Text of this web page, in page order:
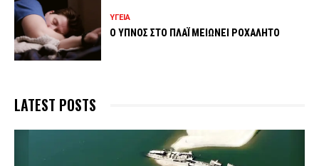
ΥΓΕΙΑ
Ο ΥΠΝΟΣ ΣΤΟ ΠΛΑΪ ΜΕΙΩΝΕΙ ΡΟΧΑΛΗΤΟ
LATEST POSTS